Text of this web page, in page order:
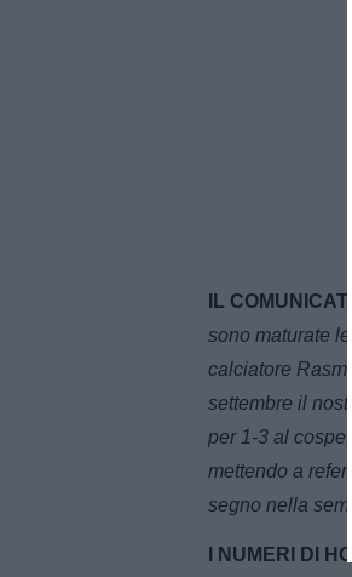
IL
sono maturate
calciatore
settembre il
per 1-3 al
mettendo a
segno nella
I NUMERI DI